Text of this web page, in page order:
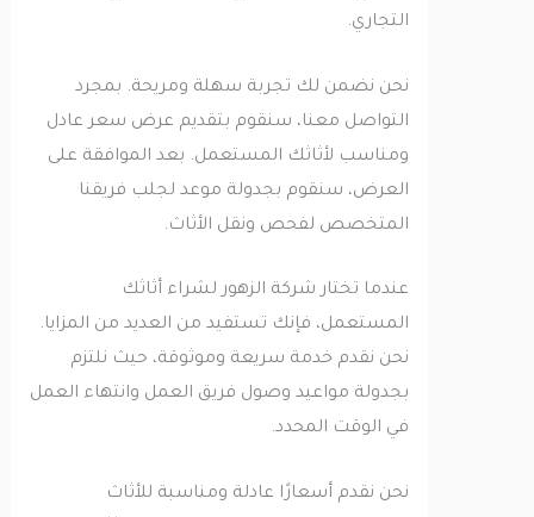
التجاري.
نحن نضمن لك تجربة سهلة ومريحة. بمجرد
التواصل معنا، سنقوم بتقديم عرض سعر عادل
ومناسب لأثاثك المستعمل. بعد الموافقة على
العرض، سنقوم بجدولة موعد لجلب فريقنا
المتخصص لفحص ونقل الأثاث.
عندما تختار شركة الزهور لشراء أثاثك
المستعمل، فإنك تستفيد من العديد من المزايا.
نحن نقدم خدمة سريعة وموثوقة، حيث نلتزم
بجدولة مواعيد وصول فريق العمل وانتهاء العمل
في الوقت المحدد.
نحن نقدم أسعارًا عادلة ومناسبة للأثاث